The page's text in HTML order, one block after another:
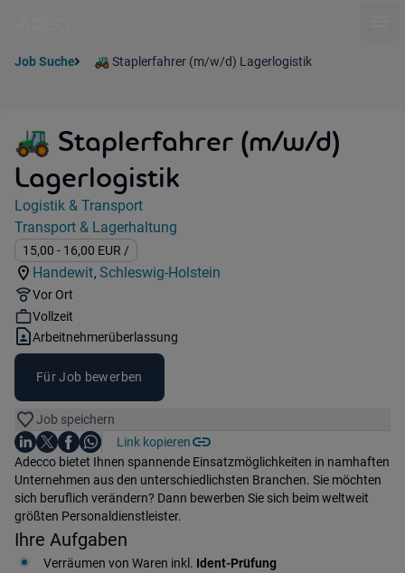
Job Suche 🚜 Staplerfahrer (m/w/d) Lagerlogistik
🚜 Staplerfahrer (m/w/d)
Lagerlogistik
Jobdetails
Kategorie:
Logistik & Transport
Industry:
Transport & Lagerhaltung
Gehalt:
15,00 - 16,00 EUR /
Standorte:
Handewit,
Region:
Schleswig-Holstein
Remote Option:
Vor Ort
Workhours:
Vollzeit
Vertragsart:
Arbeitnehmerüberlassung
Für Job bewerben
Job speichern
Teile diesen Job
Auf LinkedIn teilen
Auf X teilen
Auf Facebook teilen
Auf WhatsApp teilen
Link kopieren
Einleitung
Adecco bietet Ihnen spannende Einsatzmöglichkeiten in namhaften
Unternehmen aus den unterschiedlichsten Branchen. Sie möchten
sich beruflich verändern? Dann bewerben Sie sich beim weltweit
größten Personaldienstleister.
Ihre Aufgaben
Verräumen von Waren inkl. Ident-Prüfung